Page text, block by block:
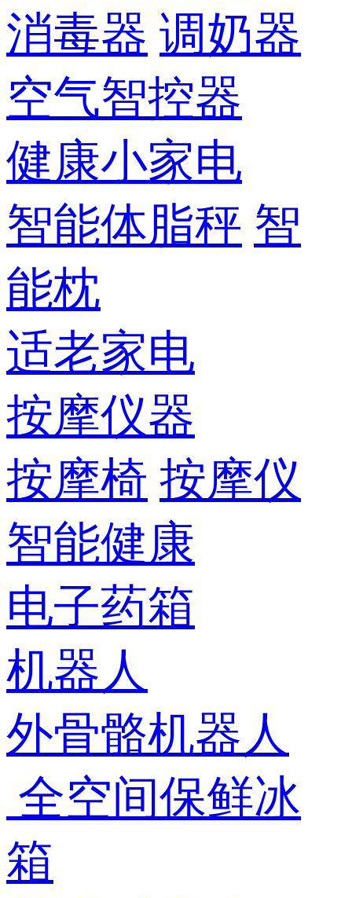
消毒器 调奶器
空气智控器
健康小家电
智能体脂秤 智
能枕
适老家电
按摩仪器
按摩椅 按摩仪
智能健康
电子药箱
机器人
外骨骼机器人
全空间保鲜冰
箱